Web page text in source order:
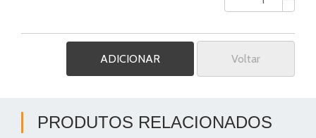
Voltar
PRODUTOS RELACIONADOS